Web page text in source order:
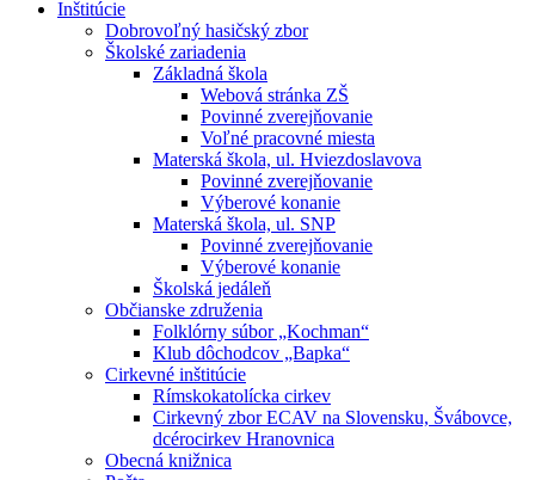
Inštitúcie
Dobrovoľný hasičský zbor
Školské zariadenia
Základná škola
Webová stránka ZŠ
Povinné zverejňovanie
Voľné pracovné miesta
Materská škola, ul. Hviezdoslavova
Povinné zverejňovanie
Výberové konanie
Materská škola, ul. SNP
Povinné zverejňovanie
Výberové konanie
Školská jedáleň
Občianske združenia
Folklórny súbor „Kochman“
Klub dôchodcov „Bapka“
Cirkevné inštitúcie
Rímskokatolícka cirkev
Cirkevný zbor ECAV na Slovensku, Švábovce,
dcérocirkev Hranovnica
Obecná knižnica